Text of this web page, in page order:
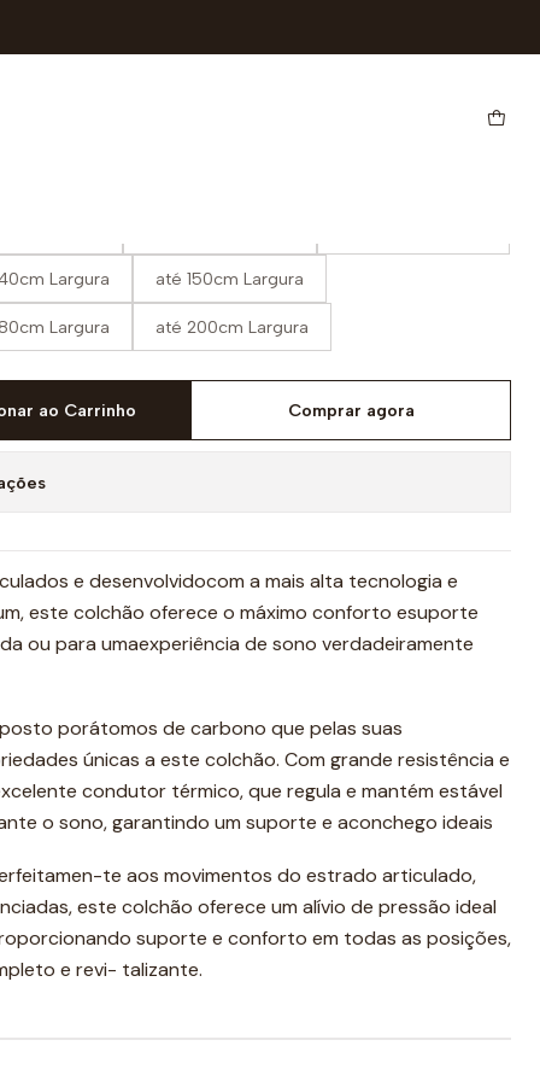
Relax
Largura até 150cm Largura
Largura até 200cm Largura
ao Carrinho Comprar agora
e desenvolvidocom a mais alta tecnologia e
este colchão oferece o máximo conforto esuporte
ou para umaexperiência de sono verdadeiramente
porátomos de carbono que pelas suas
únicas a este colchão. Com grande resistência e
condutor térmico, que regula e mantém estável
o sono, garantindo um suporte e aconchego ideais
te aos movimentos do estrado articulado,
este colchão oferece um alívio de pressão ideal
suporte e conforto em todas as posições,
e revi- talizante.